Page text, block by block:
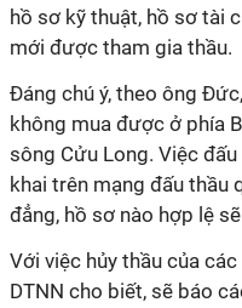
hồ sơ kỹ thuật, hồ sơ tài
mới được tham gia thầu.
Đáng chú ý, theo ông
không mua được ở phía
sông Cửu Long. Việc
khai trên mạng đấu thầu
đẳng, hồ sơ nào hợp lệ
Với việc hủy thầu của
DTNN cho biết, sẽ báo